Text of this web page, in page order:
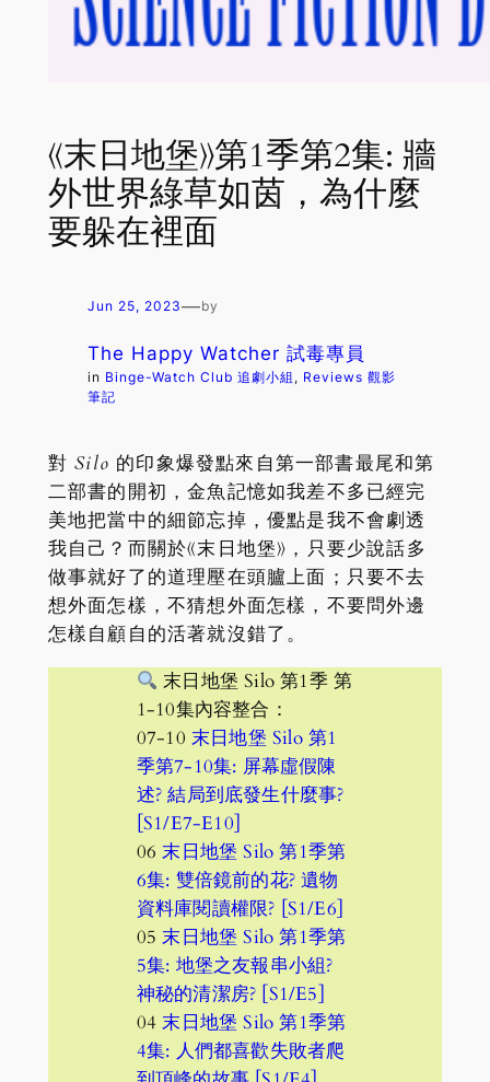
《末日地堡》第1季第2集: 牆
外世界綠草如茵，為什麼
要躲在裡面
Jun 25, 2023—by
The Happy Watcher 試毒專員
in Binge-Watch Club 追劇小組 , Reviews 觀影
筆記
對Silo 的印象爆發點來自第一部書最尾和第
二部書的開初，金魚記憶如我差不多已經完
美地把當中的細節忘掉，優點是我不會劇透
我自己？而關於《末日地堡》，只要少說話多
做事就好了的道理壓在頭臚上面；只要不去
想外面怎樣，不猜想外面怎樣，不要問外邊
怎樣自顧自的活著就沒錯了。
末日地堡 Silo 第1季 第
1-10集內容整合：
07-10 末日地堡 Silo 第1
季第7-10集: 屏幕虛假陳
述? 結局到底發生什麼事?
[S1/E7-E10]
06末日地堡 Silo 第1季第
6集: 雙倍鏡前的花? 遺物
資料庫閱讀權限? [S1/E6]
05末日地堡 Silo 第1季第
5集: 地堡之友報串小組?
神秘的清潔房? [S1/E5]
04末日地堡 Silo 第1季第
4集: 人們都喜歡失敗者爬